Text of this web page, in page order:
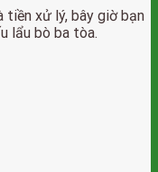
tiền xử lý, bây giờ bạn
lẩu bò ba tòa.